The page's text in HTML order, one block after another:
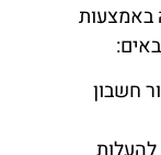
באמצעות
חשבון